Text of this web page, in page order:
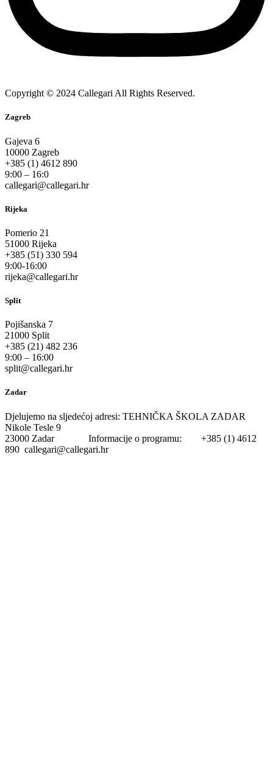
Copyright © 2024 Callegari All Rights Reserved.
Zagreb
Gajeva 6
10000 Zagreb
+385 (1) 4612 890
9:00 – 16:0
callegari@callegari.hr
Rijeka
Pomerio 21
51000 Rijeka
+385 (51) 330 594
9:00-16:00
rijeka@callegari.hr
Split
Pojišanska 7
21000 Split
+385 (21) 482 236
9:00 – 16:00
split@callegari.hr
Zadar
Djelujemo na sljedećoj adresi: TEHNIČKA ŠKOLA ZADAR
Nikole Tesle 9
23000 Zadar Informacije o programu: +385 (1) 4612
890 callegari@callegari.hr